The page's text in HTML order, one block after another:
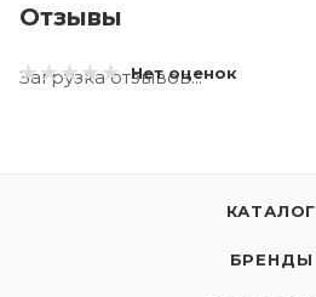
Отзывы
Нет оценок
Загрузка отзывов...
КАТАЛОГ
БРЕНДЫ